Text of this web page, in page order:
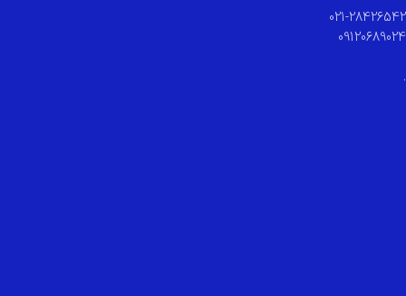
021-28426542
09120689024
.